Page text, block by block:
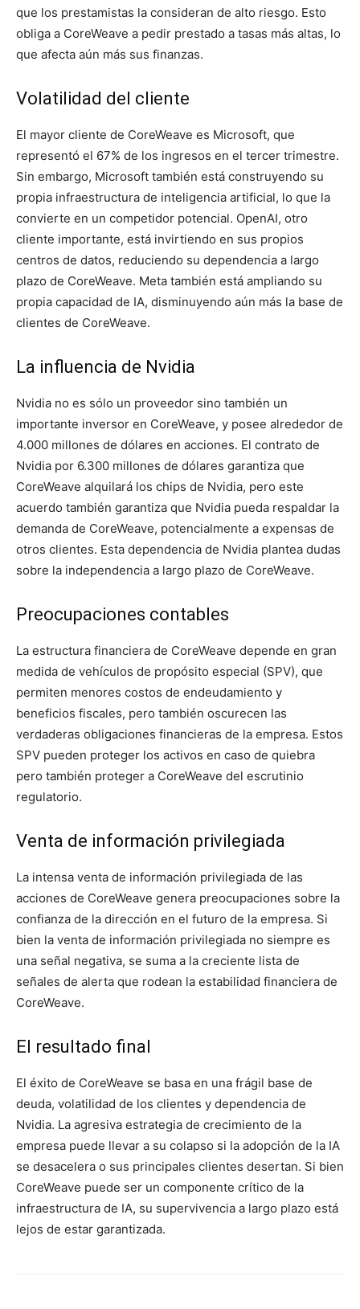
que los prestamistas la consideran de alto riesgo. Esto
obliga a CoreWeave a pedir prestado a tasas más altas, lo
que afecta aún más sus finanzas.
Volatilidad del cliente
El mayor cliente de CoreWeave es Microsoft, que
representó el 67% de los ingresos en el tercer trimestre.
Sin embargo, Microsoft también está construyendo su
propia infraestructura de inteligencia artificial, lo que la
convierte en un competidor potencial. OpenAI, otro
cliente importante, está invirtiendo en sus propios
centros de datos, reduciendo su dependencia a largo
plazo de CoreWeave. Meta también está ampliando su
propia capacidad de IA, disminuyendo aún más la base de
clientes de CoreWeave.
La influencia de Nvidia
Nvidia no es sólo un proveedor sino también un
importante inversor en CoreWeave, y posee alrededor de
4.000 millones de dólares en acciones. El contrato de
Nvidia por 6.300 millones de dólares garantiza que
CoreWeave alquilará los chips de Nvidia, pero este
acuerdo también garantiza que Nvidia pueda respaldar la
demanda de CoreWeave, potencialmente a expensas de
otros clientes. Esta dependencia de Nvidia plantea dudas
sobre la independencia a largo plazo de CoreWeave.
Preocupaciones contables
La estructura financiera de CoreWeave depende en gran
medida de vehículos de propósito especial (SPV), que
permiten menores costos de endeudamiento y
beneficios fiscales, pero también oscurecen las
verdaderas obligaciones financieras de la empresa. Estos
SPV pueden proteger los activos en caso de quiebra
pero también proteger a CoreWeave del escrutinio
regulatorio.
Venta de información privilegiada
La intensa venta de información privilegiada de las
acciones de CoreWeave genera preocupaciones sobre la
confianza de la dirección en el futuro de la empresa. Si
bien la venta de información privilegiada no siempre es
una señal negativa, se suma a la creciente lista de
señales de alerta que rodean la estabilidad financiera de
CoreWeave.
El resultado final
El éxito de CoreWeave se basa en una frágil base de
deuda, volatilidad de los clientes y dependencia de
Nvidia. La agresiva estrategia de crecimiento de la
empresa puede llevar a su colapso si la adopción de la IA
se desacelera o sus principales clientes desertan. Si bien
CoreWeave puede ser un componente crítico de la
infraestructura de IA, su supervivencia a largo plazo está
lejos de estar garantizada.